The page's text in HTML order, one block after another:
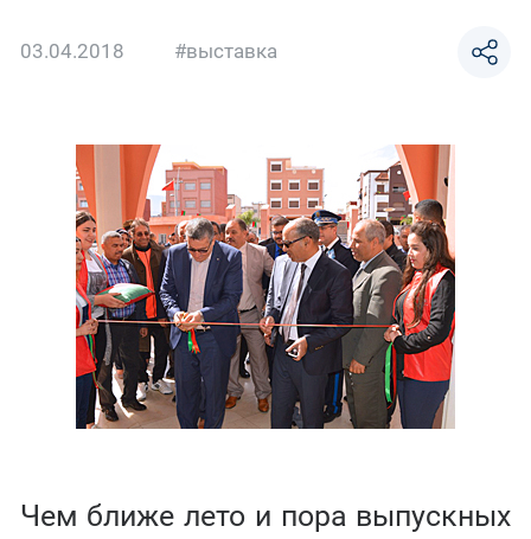
03.04.2018 #выставка
Чем ближе лето и пора выпускных